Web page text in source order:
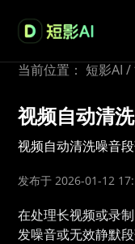
当前位置： 短影AI /
视频自动清
视频自动清洗噪音
发布于 2026-01-12
在处理长视频或录
发噪音或无效静默